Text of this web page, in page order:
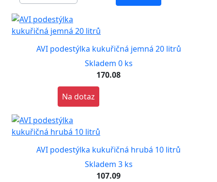
AVI podestýlka kukuřičná jemná 20 litrů
Skladem 0 ks
170.08
Na dotaz
AVI podestýlka kukuřičná hrubá 10 litrů
Skladem 3 ks
107.09